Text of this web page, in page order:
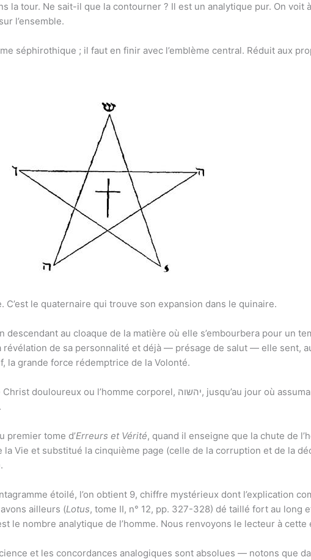
la tour. Ne sait-il que la contourner ? Il est un analytique pur. On voit
l’ensemble.
séphirothique ; il faut en finir avec l’emblème central. Réduit aux
C’est le quaternaire qui trouve son expansion dans le quinaire.
descendant au cloaque de la matière où elle s’embourbera pour un
de sa personnalité et déjà — présage de salut — elle sent,
la grande force rédemptrice de la Volonté.
premier tome d’Erreurs et Vérité, quand il enseigne que la chute de
Vie et substitué la cinquième page (celle de la corruption et de la
étoilé, l’on obtient 9, chiffre mystérieux dont l’explication
ailleurs (Lotus, tome II, n° 12, pp. 327-328) dé taillé fort au long
le nombre analytique de l’homme. Nous renvoyons le lecteur à
et les concordances analogiques sont absolues — notons que